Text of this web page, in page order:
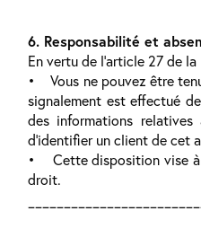
6. Responsabilité et
En vertu de l’article 27 de
• Vous ne pouvez être
signalement est effectué
des informations relatives
d’identifier un client de cet
• Cette disposition vise à
droit.